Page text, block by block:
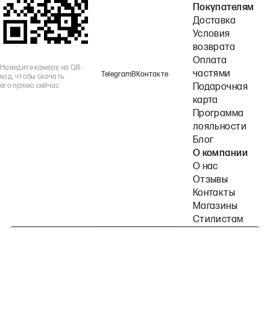
Наведите камеру на QR-
код, чтобы скачать
его прямо сейчас
TelegramВКонтакте
Покупателям
Доставка
Условия
возврата
Оплата
частями
Подарочная
карта
Программа
лояльности
Блог
О компании
О нас
Отзывы
Контакты
Магазины
Стилистам